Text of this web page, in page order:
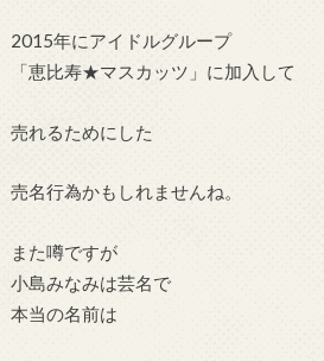
2015年にアイドルグループ
「恵比寿★マスカッツ」に加入して
売れるためにした
売名行為かもしれませんね。
また噂ですが
小島みなみは芸名で
本当の名前は